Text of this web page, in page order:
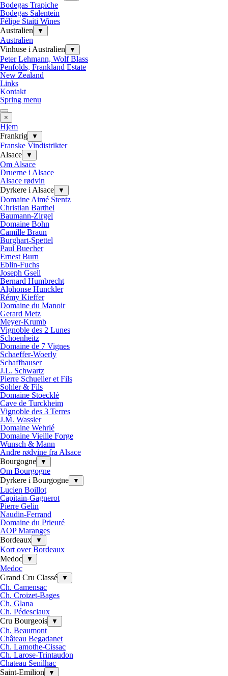
Bodegas Trapiche
Bodegas Salentein
Félipe Staiti Wines
Australien
▼
Australien
Vinhuse i Australien
▼
Peter Lehmann, Wolf Blass
Penfolds, Frankland Estate
New Zealand
Links
Kontakt
Spring menu
×
Hjem
Frankrig
▼
Franske Vindistrikter
Alsace
▼
Om Alsace
Druerne i Alsace
Alsace rødvin
Dyrkere i Alsace
▼
Domaine Aimé Stentz
Christian Barthel
Baumann-Zirgel
Domaine Bohn
Camille Braun
Burghart-Spettel
Paul Buecher
Ernest Burn
Eblin-Fuchs
Joseph Gsell
Bernard Humbrecht
Alphonse Hunckler
Rémy Kieffer
Domaine du Manoir
Gerard Metz
Meyer-Krumb
Vignoble des 2 Lunes
Schoenheitz
Domaine de 7 Vignes
Schaeffer-Woerly
Schaffhauser
J.L. Schwartz
Pierre Schueller et Fils
Sohler & Fils
Domaine Stoecklé
Cave de Turckheim
Vignoble des 3 Terres
J.M. Wassler
Domaine Wehrlé
Domaine Vieille Forge
Wunsch & Mann
Andre rødvine fra Alsace
Bourgogne
▼
Om Bourgogne
Dyrkere i Bourgogne
▼
Lucien Boillot
Capitain-Gagnerot
Pierre Gelin
Naudin-Ferrand
Domaine du Prieuré
AOP Maranges
Bordeaux
▼
Kort over Bordeaux
Medoc
▼
Medoc
Grand Cru Classé
▼
Ch. Camensac
Ch. Croizet-Bages
Ch. Glana
Ch. Pédesclaux
Cru Bourgeois
▼
Ch. Beaumont
Château Begadanet
Ch. Lamothe-Cissac
Ch. Larose-Trintaudon
Chateau Senilhac
Saint-Emilion
▼